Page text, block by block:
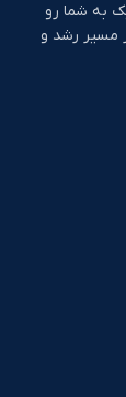
به شما رو
مسیر رشد و